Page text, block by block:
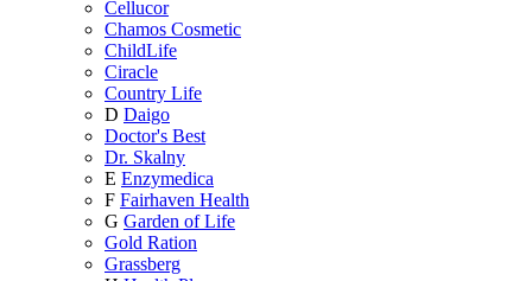
Cellucor
Chamos Cosmetic
ChildLife
Ciracle
Country Life
D Daigo
Doctor's Best
Dr. Skalny
E Enzymedica
F Fairhaven Health
G Garden of Life
Gold Ration
Grassberg